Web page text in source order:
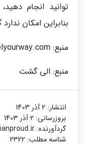
توانید انجام
بنابراین امکان
منبع: gotravelyourway.com
منبع: الی گشت
انتشار: 2 آذر 1403
بروزرسانی: 2 آذر 1403
گردآورنده:
شناسه مطلب: 2322